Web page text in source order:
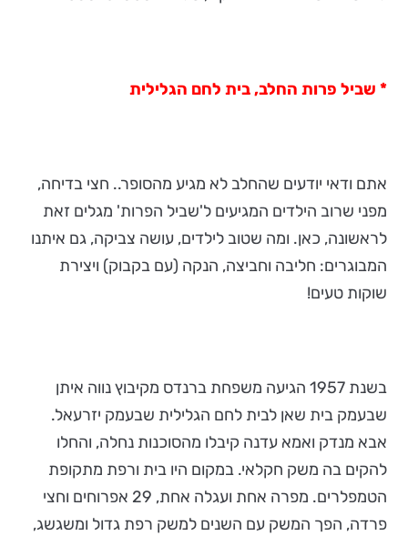
* שביל פרות החלב, בית לחם הגלילית
אתם ודאי יודעים שהחלב לא מגיע מהסופר.. חצי בדיחה,
מפני שרוב הילדים המגיעים ל'שביל הפרות' מגלים זאת
לראשונה, כאן. ומה שטוב לילדים, עושה צביקה, גם איתנו
המבוגרים: חליבה וחביצה, הנקה (עם בקבוק) ויצירת
שוקות טעים!
בשנת 1957 הגיעה משפחת ברנדס מקיבוץ נווה איתן
שבעמק בית שאן לבית לחם הגלילית שבעמק יזרעאל.
אבא מנדק ואמא עדנה קיבלו מהסוכנות נחלה, והחלו
להקים בה משק חקלאי. במקום היו בית ורפת מתקופת
הטמפלרים. מפרה אחת ועגלה אחת, 29 אפרוחים וחצי
פרדה, הפך המשק עם השנים למשק רפת גדול ומשגשג,